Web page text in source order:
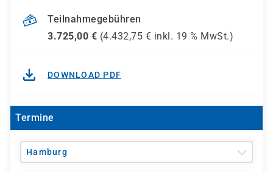
Teilnahmegebühren
3.725,00 € (4.432,75 € inkl. 19 % MwSt.)
DOWNLOAD PDF
Termine
Hamburg